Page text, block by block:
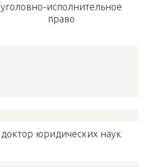
уголовно-исполнительное
право
доктор юридических наук